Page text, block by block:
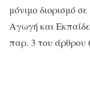
μόνιμο διορισμό
Αγωγή και
παρ. 3 του άρθρου